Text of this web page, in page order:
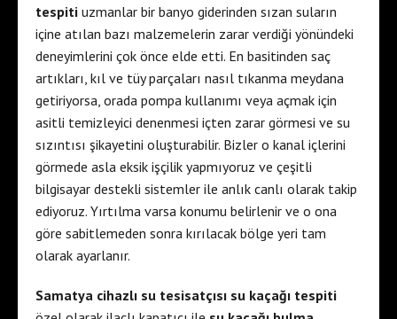
tespiti uzmanlar bir banyo giderinden sızan suların
içine atılan bazı malzemelerin zarar verdiği yönündeki
deneyimlerini çok önce elde etti. En basitinden saç
artıkları, kıl ve tüy parçaları nasıl tıkanma meydana
getiriyorsa, orada pompa kullanımı veya açmak için
asitli temizleyici denenmesi içten zarar görmesi ve su
sızıntısı şikayetini oluşturabilir. Bizler o kanal içlerini
görmede asla eksik işçilik yapmıyoruz ve çeşitli
bilgisayar destekli sistemler ile anlık canlı olarak takip
ediyoruz. Yırtılma varsa konumu belirlenir ve o ona
göre sabitlemeden sonra kırılacak bölge yeri tam
olarak ayarlanır.
Samatya cihazlı su tesisatçısı su kaçağı tespiti